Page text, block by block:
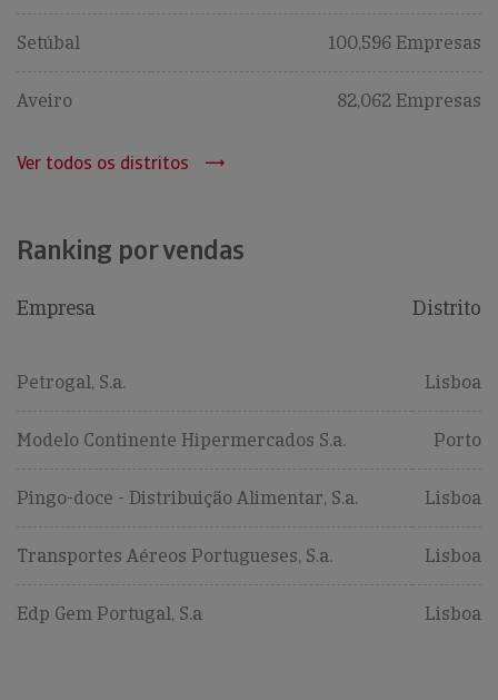
Setúbal 100,596 Empresas
Aveiro 82,062 Empresas
Ver todos os distritos
Ranking por vendas
Empresa Distrito
Petrogal, S.a. Lisboa
Modelo Continente Hipermercados S.a. Porto
Pingo-doce - Distribuição Alimentar, S.a. Lisboa
Transportes Aéreos Portugueses, S.a. Lisboa
Edp Gem Portugal, S.a Lisboa